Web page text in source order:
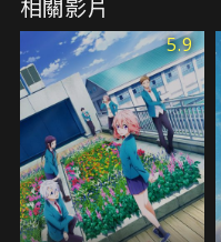
5.9